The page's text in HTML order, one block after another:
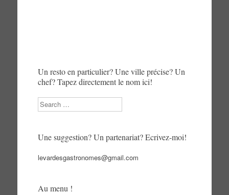
Un resto en particulier? Une ville précise? Un
chef? Tapez directement le nom ici!
Search
Une suggestion? Un partenariat? Ecrivez-moi!
levardesgastronomes@gmail.com
Au menu !